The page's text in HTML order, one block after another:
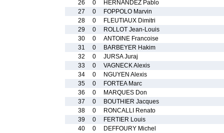
26
0
HERNANDEZ Pablo
27
0
FOPPOLO Marvin
28
0
FLEUTIAUX Dimitri
29
0
ROLLOT Jean-Louis
30
0
ANTOINE Francoise
31
0
BARBEYER Hakim
32
0
JURSA Juraj
33
0
VAGNECK Alexis
34
0
NGUYEN Alexis
35
0
FORTEA Marc
36
0
MARQUES Don
37
0
BOUTHIER Jacques
38
0
RONCALLI Renato
39
0
FERTIER Louis
40
0
DEFFOURY Michel